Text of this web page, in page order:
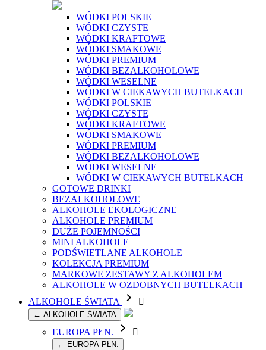
WÓDKI POLSKIE
WÓDKI CZYSTE
WÓDKI KRAFTOWE
WÓDKI SMAKOWE
WÓDKI PREMIUM
WÓDKI BEZALKOHOLOWE
WÓDKI WESELNE
WÓDKI W CIEKAWYCH BUTELKACH
WÓDKI POLSKIE
WÓDKI CZYSTE
WÓDKI KRAFTOWE
WÓDKI SMAKOWE
WÓDKI PREMIUM
WÓDKI BEZALKOHOLOWE
WÓDKI WESELNE
WÓDKI W CIEKAWYCH BUTELKACH
GOTOWE DRINKI
BEZALKOHOLOWE
ALKOHOLE EKOLOGICZNE
ALKOHOLE PREMIUM
DUŻE POJEMNOŚCI
MINI ALKOHOLE
PODŚWIETLANE ALKOHOLE
KOLEKCJA PREMIUM
MARKOWE ZESTAWY Z ALKOHOLEM
ALKOHOLE W OZDOBNYCH BUTELKACH
ALKOHOLE ŚWIATA
 
← ALKOHOLE ŚWIATA
EUROPA PŁN.  
← EUROPA PŁN.